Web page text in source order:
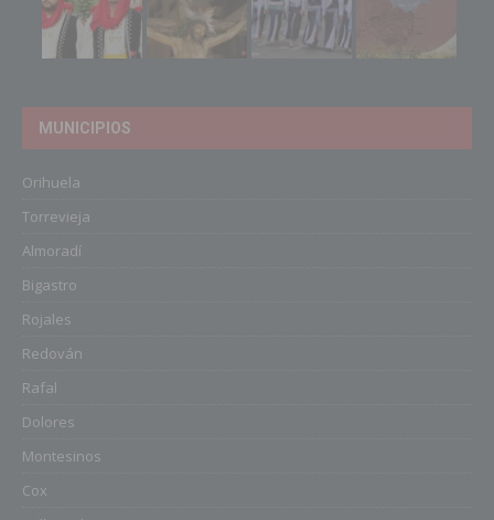
MUNICIPIOS
Orihuela
Torrevieja
Almoradí
Bigastro
Rojales
Redován
Rafal
Dolores
Montesinos
Cox